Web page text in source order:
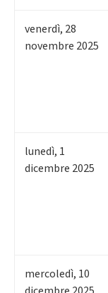
venerdì, 28
novembre 2025
lunedì, 1
dicembre 2025
mercoledì, 10